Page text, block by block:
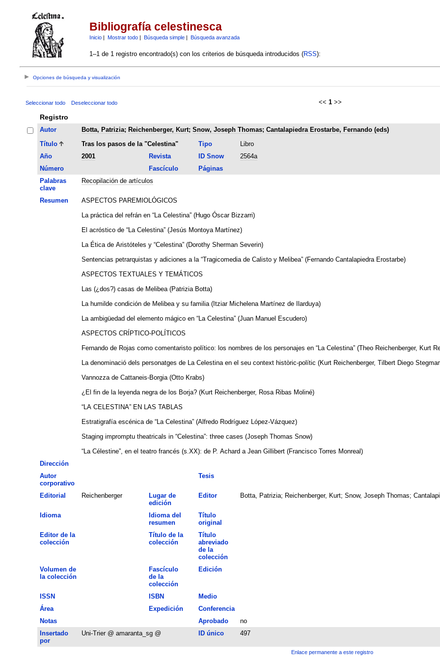
Bibliografía celestinesca
Inicio| Mostrar todo| Búsqueda simple| Búsqueda avanzada
1–1 de 1 registro encontrado(s) con los criterios de búsqueda introducidos (RSS):
Opciones de búsqueda y visualización
Seleccionar todo Deseleccionar todo << 1 >>
Registro
Autor Botta, Patrizia; Reichenberger, Kurt; Snow, Joseph Thomas; Cantalapiedra Erostarbe, Fernando (eds)
Título
Tras los pasos de la "Celestina" Tipo
Libro
Año
2001 Revista ID Snow
2564a
Número
Fascículo
Páginas
Palabras
clave
Recopilación de artículos
Resumen
ASPECTOS PAREMIOLÓGICOS
La práctica del refrán en “La Celestina” (Hugo Óscar Bizzarri)
El acróstico de “La Celestina” (Jesús Montoya Martínez)
La Ética de Aristóteles y “Celestina” (Dorothy Sherman Severin)
Sentencias petrarquistas y adiciones a la “Tragicomedia de Calisto y Melibea” (Fernando Cantalapiedra Erostarbe)
ASPECTOS TEXTUALES Y TEMÁTICOS
Las (¿dos?) casas de Melibea (Patrizia Botta)
La humilde condición de Melibea y su familia (Itziar Michelena Martínez de Ilarduya)
La ambigüedad del elemento mágico en “La Celestina” (Juan Manuel Escudero)
ASPECTOS CRÍPTICO-POLÍTICOS
Fernando de Rojas como comentaristo político: los nombres de los personajes en “La Celestina” (Theo Reichenberger, Kurt
La denominació dels personatges de La Celestina en el seu context històric-polític (Kurt Reichenberger, Tilbert Diego
Vannozza de Cattaneis-Borgia (Otto Krabs)
¿El fin de la leyenda negra de los Borja? (Kurt Reichenberger, Rosa Ribas Moliné)
“LA CELESTINA” EN LAS TABLAS
Estratigrafía escénica de “La Celestina” (Alfredo Rodríguez López-Vázquez)
Staging impromptu theatricals in “Celestina”: three cases (Joseph Thomas Snow)
“La Célestine”, en el teatro francés (s.XX): de P. Achard a Jean Gillibert (Francisco Torres Monreal)
Dirección
Autor
corporativo
Tesis
Editorial Reichenberger
Lugar de
edición
Editor Botta, Patrizia; Reichenberger, Kurt; Snow, Joseph Thomas;
Idioma
Idioma del
resumen
Título
original
Editor de la
colección
Título de la
colección
Título
abreviado
de la
colección
Volumen de
la colección
Fascículo
de la
colección
Edición
ISSN ISBN
Medio
Área
Expedición
Conferencia
Notas
Aprobado
no
Insertado
por
Uni-Trier @ amaranta_sg @ ID único 497
Enlace permanente a este registro